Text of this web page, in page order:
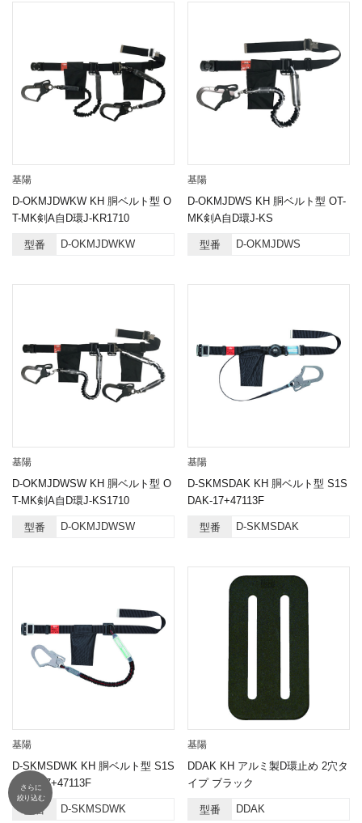
さらに
絞り込む
基陽
D-OKMJDWKW KH 胴ベルト型 O
T-MK剣A自D環J-KR1710
型番 D-OKMJDWKW
基陽
D-OKMJDWS KH 胴ベルト型 OT-
MK剣A自D環J-KS
型番 D-OKMJDWS
基陽
D-OKMJDWSW KH 胴ベルト型 O
T-MK剣A自D環J-KS1710
型番 D-OKMJDWSW
基陽
D-SKMSDAK KH 胴ベルト型 S1S
DAK-17+47113F
型番 D-SKMSDAK
基陽
D-SKMSDWK KH 胴ベルト型 S1S
DWK-17+47113F
型番 D-SKMSDWK
基陽
DDAK KH アルミ製D環止め 2穴タ
イプ ブラック
型番 DDAK